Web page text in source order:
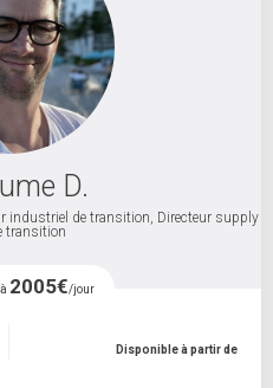
D.
industriel de transition, Directeur supply
transition
à 2005€/jour
Disponible à partir de